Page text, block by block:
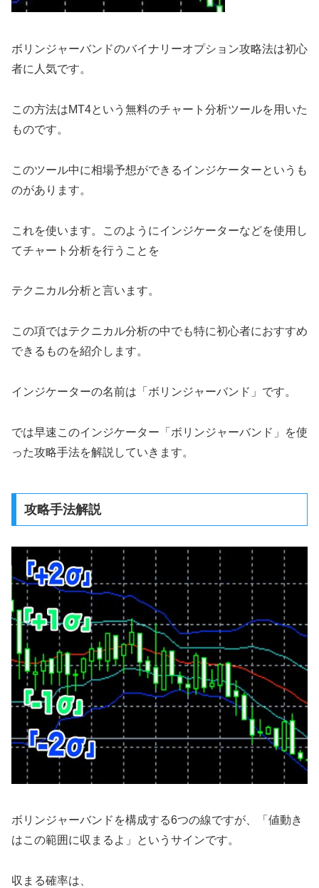
ボリンジャーバンドのバイナリーオプション攻略法は初心
者に人気です。
この方法はMT4という無料のチャート分析ツールを用いた
ものです。
このツール中に相場予想ができるインジケーターというも
のがあります。
これを使います。このようにインジケーターなどを使用し
てチャート分析を行うことを
テクニカル分析と言います。
この項ではテクニカル分析の中でも特に初心者におすすめ
できるものを紹介します。
インジケーターの名前は「ボリンジャーバンド」です。
では早速このインジケーター「ボリンジャーバンド」を使
った攻略手法を解説していきます。
攻略手法解説
ボリンジャーバンドを構成する6つの線ですが、「値動き
はこの範囲に収まるよ」というサインです。
収まる確率は、